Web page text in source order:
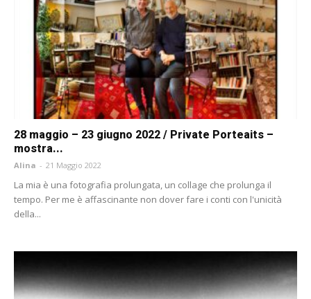
28 maggio – 23 giugno 2022 / Private Porteaits –
mostra...
Alina - 21 Maggio 2022
La mia è una fotografia prolungata, un collage che prolunga il
tempo. Per me è affascinante non dover fare i conti con l'unicità
della...